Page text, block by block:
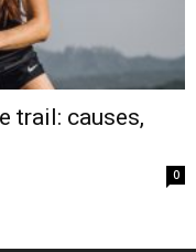
trail: causes,
0